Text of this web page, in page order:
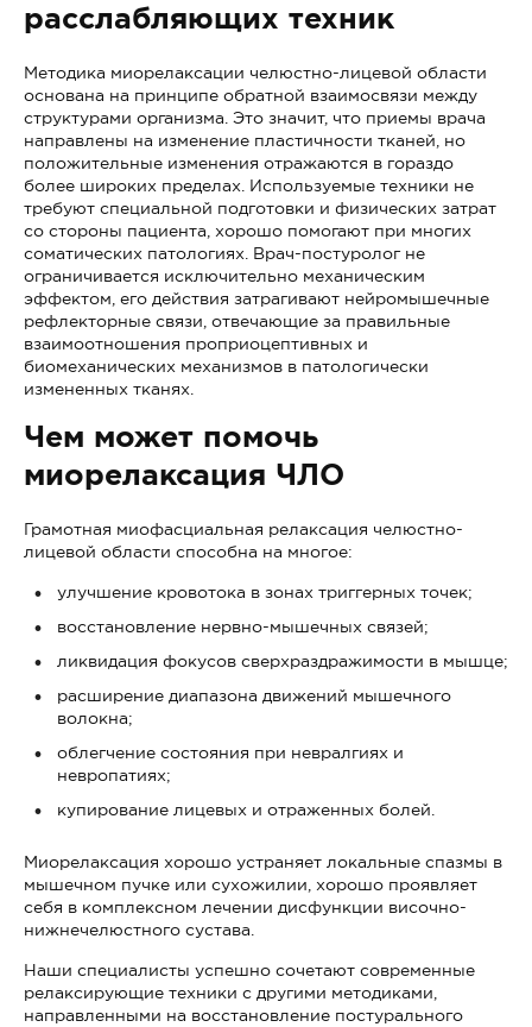
расслабляющих техник
Методика миорелаксации челюстно-лицевой области
основана на принципе обратной взаимосвязи между
структурами организма. Это значит, что приемы врача
направлены на изменение пластичности тканей, но
положительные изменения отражаются в гораздо
более широких пределах. Используемые техники не
требуют специальной подготовки и физических затрат
со стороны пациента, хорошо помогают при многих
соматических патологиях. Врач-постуролог не
ограничивается исключительно механическим
эффектом, его действия затрагивают нейромышечные
рефлекторные связи, отвечающие за правильные
взаимоотношения проприоцептивных и
биомеханических механизмов в патологически
измененных тканях.
Чем может помочь
миорелаксация ЧЛО
Грамотная миофасциальная релаксация челюстно-
лицевой области способна на многое:
улучшение кровотока в зонах триггерных точек;
восстановление нервно-мышечных связей;
ликвидация фокусов сверхраздражимости в мышце;
расширение диапазона движений мышечного
волокна;
облегчение состояния при невралгиях и
невропатиях;
купирование лицевых и отраженных болей.
Миорелаксация хорошо устраняет локальные спазмы в
мышечном пучке или сухожилии, хорошо проявляет
себя в комплексном лечении дисфункции височно-
нижнечелюстного сустава.
Наши специалисты успешно сочетают современные
релаксирующие техники с другими методиками,
направленными на восстановление постурального